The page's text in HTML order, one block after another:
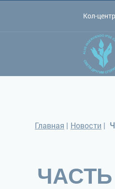
Шрифт:
Кол-
Главная | Новости |